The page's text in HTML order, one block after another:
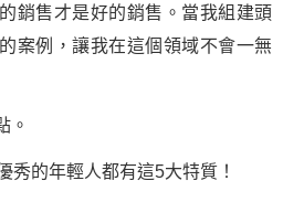
銷售才是好的銷售。當我組建頭
案例，讓我在這個領域不會一無
。
秀的年輕人都有這5大特質！